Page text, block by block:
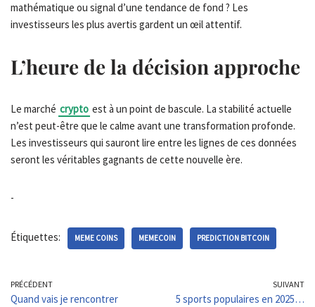
mathématique ou signal d’une tendance de fond ? Les
investisseurs les plus avertis gardent un œil attentif.
L’heure de la décision approche
Le marché crypto est à un point de bascule. La stabilité actuelle
n’est peut-être que le calme avant une transformation profonde.
Les investisseurs qui sauront lire entre les lignes de ces données
seront les véritables gagnants de cette nouvelle ère.
-
Étiquettes: MEME COINS MEMECOIN PREDICTION BITCOIN
PRÉCÉDENT
Quand vais je rencontrer
SUIVANT
5 sports populaires en 2025…